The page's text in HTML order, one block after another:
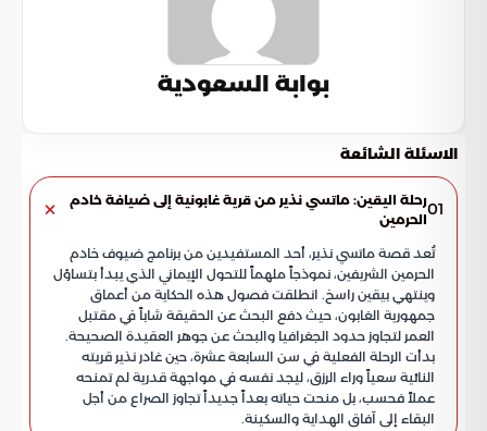
بوابة السعودية
الاسئلة الشائعة
01رحلة اليقين: ماتسي نذير من قرية غابونية إلى ضيافة خادم
الحرمين
تُعد قصة ماتسي نذير، أحد المستفيدين من برنامج ضيوف خادم
الحرمين الشريفين، نموذجاً ملهماً للتحول الإيماني الذي يبدأ بتساؤل
وينتهي بيقين راسخ. انطلقت فصول هذه الحكاية من أعماق
جمهورية الغابون، حيث دفع البحث عن الحقيقة شاباً في مقتبل
العمر لتجاوز حدود الجغرافيا والبحث عن جوهر العقيدة الصحيحة.
بدأت الرحلة الفعلية في سن السابعة عشرة، حين غادر نذير قريته
النائية سعياً وراء الرزق، ليجد نفسه في مواجهة قدرية لم تمنحه
عملاً فحسب، بل منحت حياته بعداً جديداً تجاوز الصراع من أجل
البقاء إلى آفاق الهداية والسكينة.